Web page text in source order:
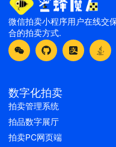
微信拍卖小程序用户在线交
合的拍卖方式.
数字化拍卖
拍卖管理系统
拍品数字展厅
拍卖PC网页端